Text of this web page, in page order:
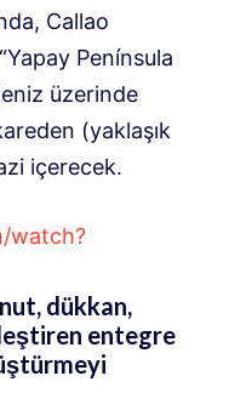
Callao
Península
üzerinde
(yaklaşık
içerecek.
watch?
dükkan,
entegre